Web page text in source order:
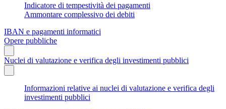
Indicatore di tempestività dei pagamenti
Ammontare complessivo dei debiti
IBAN e pagamenti informatici
Opere pubbliche
Nuclei di valutazione e verifica degli investimenti pubblici
Informazioni relative ai nuclei di valutazione e verifica degli
investimenti pubblici